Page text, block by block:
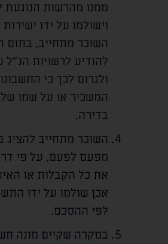
ממנו מהרשות הנוגעת
וישולמו על ידו
השוכר מתחייב, בתום
להודיע לרשויות הנ"ל
ולגרום לכך כי
המשכיר או על שמו
בדירה.
השוכר מתחייב להציג
מפעם לפעם, על פי
את כל הקבלות או
אכן שולמו על ידו
לפי ההסכם.
במקרה שקיים מונה